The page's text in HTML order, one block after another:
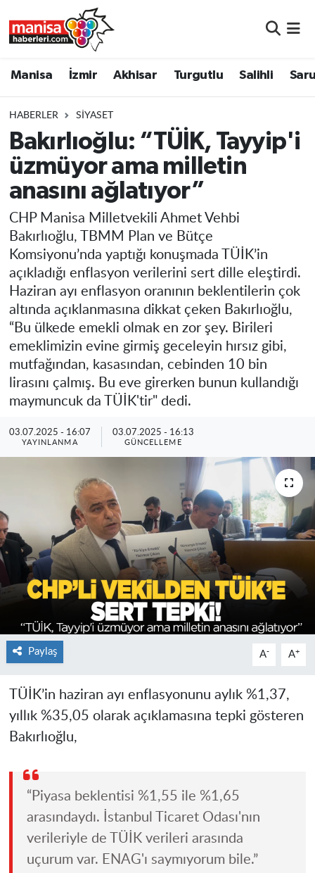
Manisa İzmir Akhisar Turgutlu Salihli
HABERLER SIYASET
Bakırlıoğlu: “TÜİK, Tayyip'i
üzmüyor ama milletin
anasını ağlatıyor”
CHP Manisa Milletvekili Ahmet Vehbi
Bakırlıoğlu, TBMM Plan ve Bütçe
Komsiyonu’nda yaptığı konuşmada TÜİK’in
açıkladığı enflasyon verilerini sert dille eleştirdi.
Haziran ayı enflasyon oranının beklentilerin çok
altında açıklanmasına dikkat çeken Bakırlıoğlu,
“Bu ülkede emekli olmak en zor şey. Birileri
emeklimizin evine girmiş geceleyin hırsız gibi,
mutfağından, kasasından, cebinden 10 bin
lirasını çalmış. Bu eve girerken bunun kullandığı
maymuncuk da TÜİK'tir" dedi.
03.07.2025 - 16:07
YAYINLANMA
03.07.2025 - 16:13
GÜNCELLEME
Paylaş A- A+
TÜİK’in haziran ayı enflasyonunu aylık %1,37,
yıllık %35,05 olarak açıklamasına tepki gösteren
Bakırlıoğlu,
“Piyasa beklentisi %1,55 ile %1,65
arasındaydı. İstanbul Ticaret Odası'nın
verileriyle de TÜİK verileri arasında
uçurum var. ENAG'ı saymıyorum bile.”
Turgutlu
Salihli
Saruhanlı
Soma
Resmi İlanlar
Manisa Nöbetçi Eczaneler
Manisa Trafik Yoğunluk Haritası
Süper Lig Puan Durumu ve Fikstür
Tüm Manşetler
Son Dakika Haberleri
Haber Arşivi